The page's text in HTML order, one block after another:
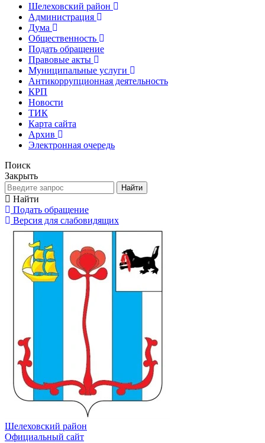
Шелеховский район
Администрация
Дума
Общественность
Подать обращение
Правовые акты
Муниципальные услуги
Антикоррупционная деятельность
КРП
Новости
ТИК
Карта сайта
Архив
Электронная очередь
Поиск
Закрыть
Найти
Найти
Подать обращение
Версия для слабовидящих
Шелеховский район
Официальный сайт